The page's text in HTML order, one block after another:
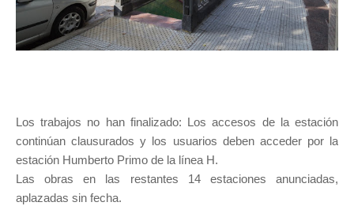
Los trabajos no han finalizado: Los accesos de la estación
continúan clausurados y los usuarios deben acceder por la
estación Humberto Primo de la línea H.
Las obras en las restantes 14 estaciones anunciadas,
aplazadas sin fecha.